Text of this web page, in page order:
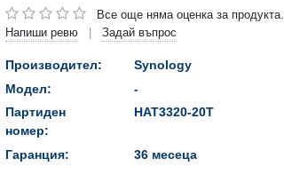
Все още няма оценка за продукта.
Напиши ревю
Задай въпрос
Производител:
Synology
Модел:
-
Партиден
номер:
HAT3320-20T
Гаранция: 36 месеца